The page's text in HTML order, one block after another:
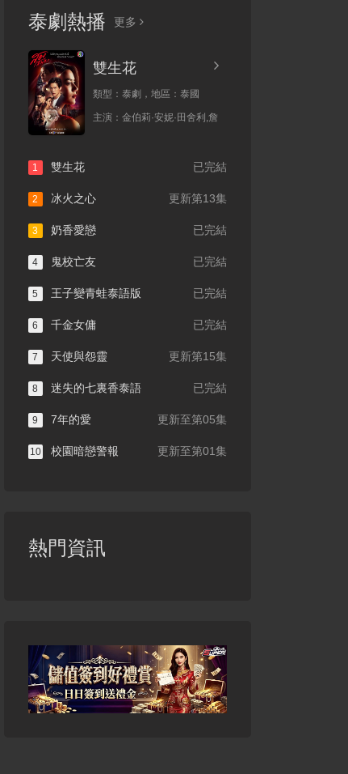
2026
新男友
7.0分
做我的專屬隊友 黑珊瑚
當光芒消逝
泰劇熱播 更多
雙生花
類型： 泰劇， 地區： 泰國
主演： 金伯莉·安妮·田舍利,詹
已完結
1 雙生花
更新第13集
2 冰火之心
已完結
3 奶香愛戀
已完結
4 鬼校亡友
已完結
5 王子變青蛙泰語版
已完結
6 千金女傭
更新第15集
7 天使與怨靈
已完結
8 迷失的七裏香泰語
更新至第05集
9 7年的愛
更新至第01集
10 校園暗戀警報
熱門資訊